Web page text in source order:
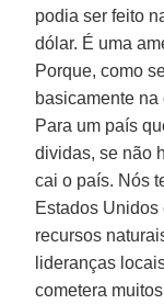
podia ser feito
dólar. É uma
Porque, como
basicamente
Para um país
dividas, se não
cai o país. Nós
Estados
recursos
lideranças
cometera